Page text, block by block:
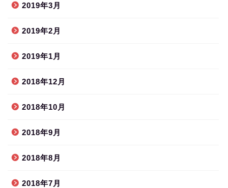
2019年3月
2019年2月
2019年1月
2018年12月
2018年10月
2018年9月
2018年8月
2018年7月